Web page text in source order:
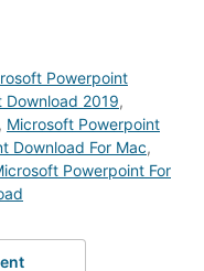
Powerpoint
Download 2019,
, Microsoft Powerpoint
Download For Mac,
Powerpoint For